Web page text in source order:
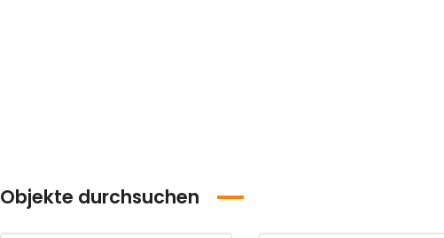
Objekte durchsuchen